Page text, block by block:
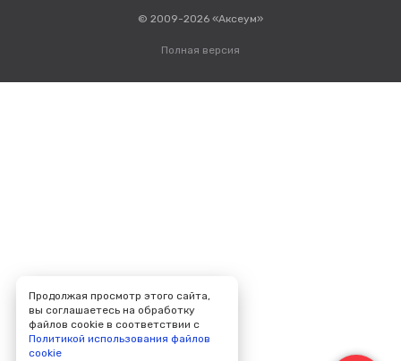
© 2009-2026 «Аксеум»
Полная версия
Продолжая просмотр этого сайта,
вы соглашаетесь на обработку
файлов cookie в соответствии с
Политикой использования файлов
cookie